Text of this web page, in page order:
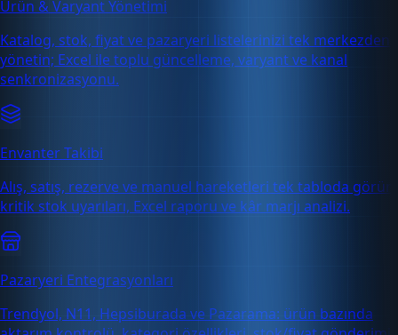
Katalog, stok, fiyat ve pazaryeri listelerinizi tek merkezden
yönetin; Excel ile toplu güncelleme, varyant ve kanal
senkronizasyonu.
Envanter Takibi
Alış, satış, rezerve ve manuel hareketleri tek tabloda görün;
kritik stok uyarıları, Excel raporu ve kâr marjı analizi.
Pazaryeri Entegrasyonları
Trendyol, N11, Hepsiburada ve Pazarama: ürün bazında
aktarım kontrolü, kategori özellikleri, stok/fiyat gönderimi
ve feed anahtarları.